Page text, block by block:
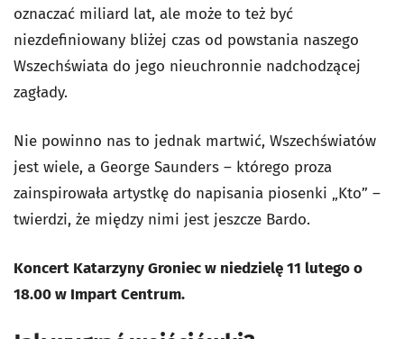
oznaczać miliard lat, ale może to też być
niezdefiniowany bliżej czas od powstania naszego
Wszechświata do jego nieuchronnie nadchodzącej
zagłady.
Nie powinno nas to jednak martwić, Wszechświatów
jest wiele, a George Saunders – którego proza
zainspirowała artystkę do napisania piosenki „Kto” –
twierdzi, że między nimi jest jeszcze Bardo.
Koncert Katarzyny Groniec w niedzielę 11 lutego o
18.00 w Impart Centrum.